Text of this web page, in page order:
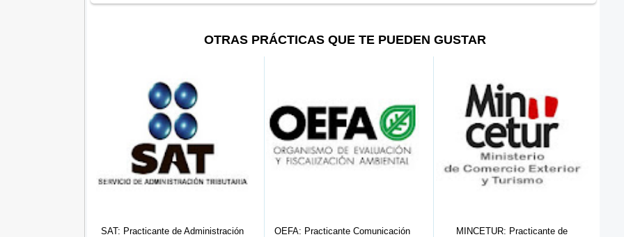
OTRAS PRÁCTICAS QUE TE PUEDEN GUSTAR
de Administración
OEFA: Practicante Comunicación
MINCETUR: Practicante de
OSIPTEL Cusco: Practicante de